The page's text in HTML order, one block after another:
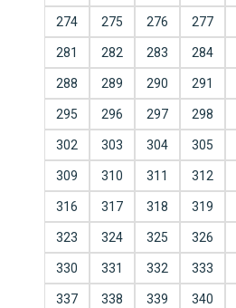
274 275 276 277
281 282 283 284
288 289 290 291
295 296 297 298
302 303 304 305
309 310 311 312
316 317 318 319
323 324 325 326
330 331 332 333
337 338 339 340